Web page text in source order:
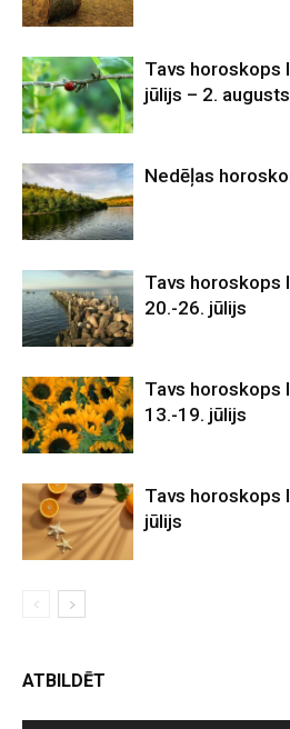
Tavs horoskops
jūlijs – 2. augusts
Nedēļas
Tavs horoskops
20.-26. jūlijs
Tavs horoskops
13.-19. jūlijs
Tavs horoskops
jūlijs
ATBILDĒT